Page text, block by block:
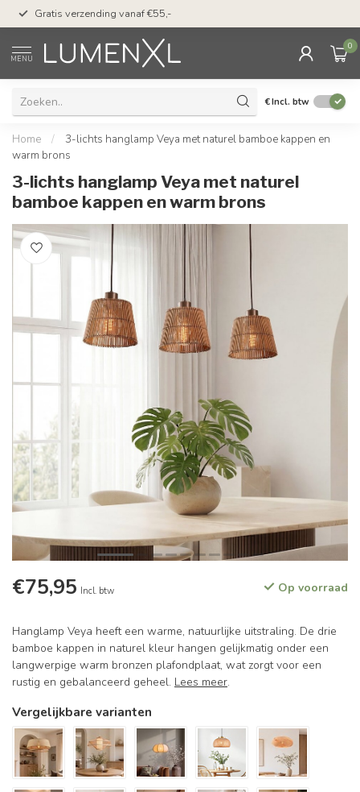
Gratis verzending vanaf €55,-
MENU
0
€Incl. btw
Home /
3-lichts hanglamp Veya met naturel bamboe kappen en
warm brons
3-lichts hanglamp Veya met naturel
bamboe kappen en warm brons
€75,95 Incl. btw Op voorraad
Hanglamp Veya heeft een warme, natuurlijke uitstraling. De drie
bamboe kappen in naturel kleur hangen gelijkmatig onder een
langwerpige warm bronzen plafondplaat, wat zorgt voor een
rustig en gebalanceerd geheel. Lees meer.
Vergelijkbare varianten